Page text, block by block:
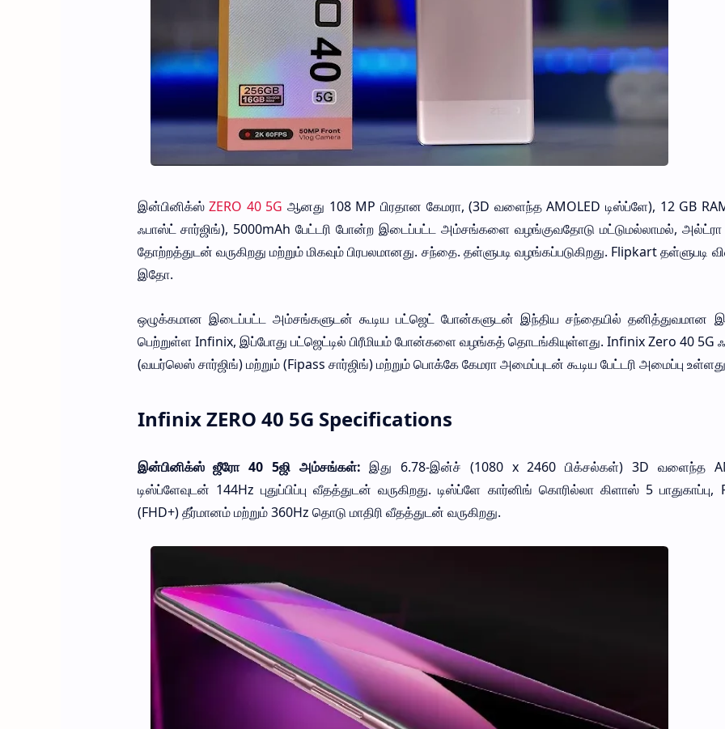
இன்பினிக்ஸ்ZERO 40 5G ஆனது 108 MP பிரதான கேமரா, (3D வளைந்த AMOLED டிஸ்ப்ளே), 12 GB
ஃபாஸ்ட் சார்ஜிங்), 5000mAh பேட்டரி போன்ற இடைப்பட்ட அம்சங்களை வழங்குவதோடு மட்டுமல்லாமல், அல்ட்ரா
தோற்றத்துடன் வருகிறது மற்றும் மிகவும் பிரபலமானது. சந்தை. தள்ளுபடி வழங்கப்படுகிறது. Flipkart தள்ளுபடி
இதோ.
ஒழுக்கமான இடைப்பட்ட அம்சங்களுடன் கூடிய பட்ஜெட் போன்களுடன் இந்திய சந்தையில் தனித்துவமான
பெற்றுள்ள Infinix, இப்போது பட்ஜெட்டில் பிரீமியம் போன்களை வழங்கத் தொடங்கியுள்ளது. Infinix Zero 40 5G
(வயர்லெஸ் சார்ஜிங்) மற்றும் (Fipass சார்ஜிங்) மற்றும் பொக்கே கேமரா அமைப்புடன் கூடிய பேட்டரி அமைப்பு
Infinix ZERO 40 5G Specifications
இன்பினிக்ஸ் ஜீரோ 40 5ஜி‌ அம்சங்கள்:இது 6.78-இன்ச் (1080 x 2460 பிக்சல்கள்) 3D வளைந்த
டிஸ்ப்ளேவுடன் 144Hz புதுப்பிப்பு வீதத்துடன் வருகிறது. டிஸ்ப்ளே கார்னிங் கொரில்லா கிளாஸ் 5 பாதுகாப்பு,
(FHD+) தீர்மானம் மற்றும் 360Hz தொடு மாதிரி வீதத்துடன் வருகிறது.